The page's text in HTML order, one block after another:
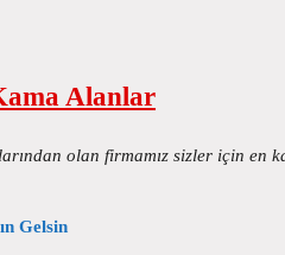
Alanlar
olan firmamız sizler için
Gelsin